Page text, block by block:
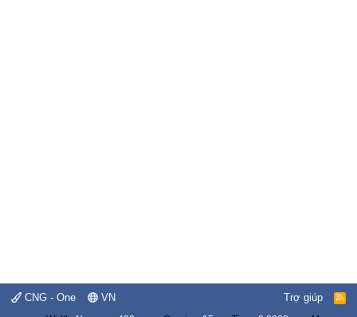
CNG - One VN Trợ giúp
R